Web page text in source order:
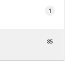
1
85